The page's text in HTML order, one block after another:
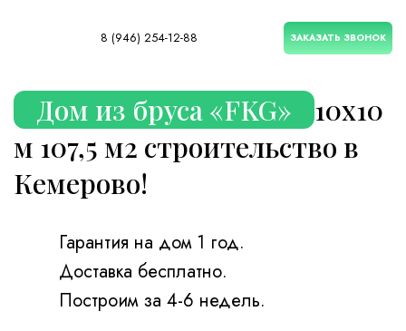
8 (946) 254-12-88 ЗАКАЗАТЬ ЗВОНОК
Дом из бруса «FKG»
10х10
м 107,5 м2 строительство в
Кемерово!
Гарантия на дом 1 год.
Доставка бесплатно.
Построим за 4-6 недель.